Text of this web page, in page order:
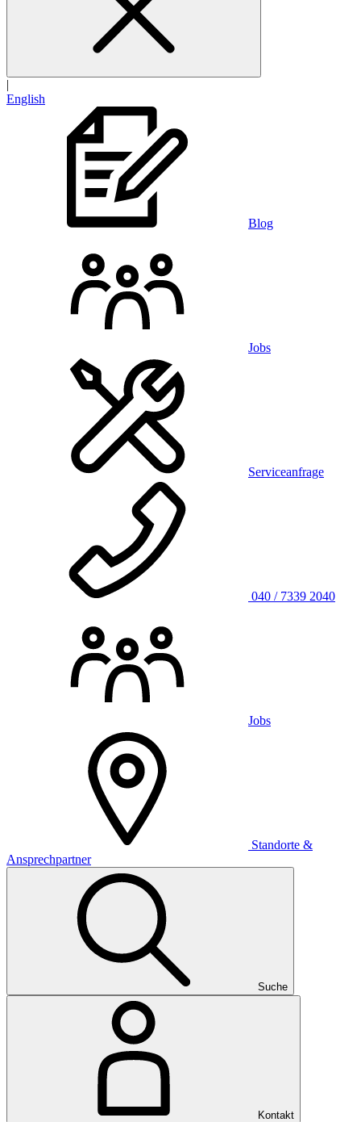
|
English
Blog
Jobs
Serviceanfrage
040 / 7339 2040
Jobs
Standorte &
Ansprechpartner
Suche
Kontakt